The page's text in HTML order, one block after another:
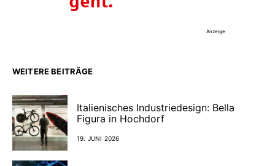
Anzeige
WEITERE BEITRÄGE
Italienisches Industriedesign: Bella
Figura in Hochdorf
19. JUNI 2026